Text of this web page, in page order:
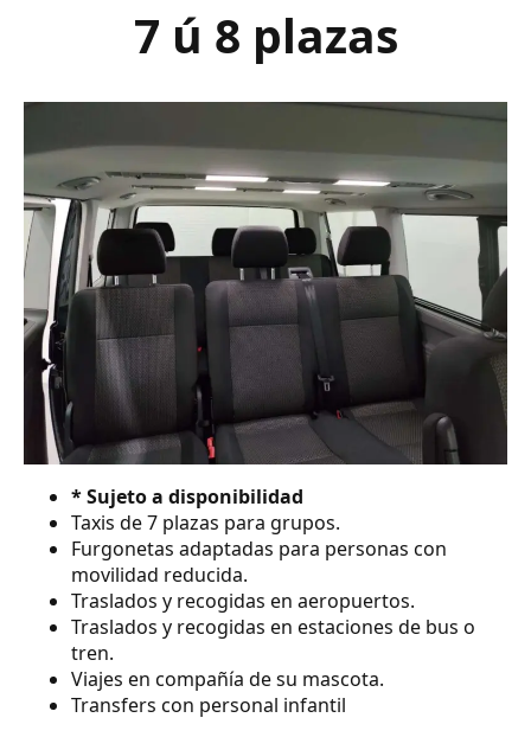
7 ú 8 plazas
* Sujeto a disponibilidad
Taxis de 7 plazas para grupos.
Furgonetas adaptadas para personas con
movilidad reducida.
Traslados y recogidas en aeropuertos.
Traslados y recogidas en estaciones de bus o
tren.
Viajes en compañía de su mascota.
Transfers con personal infantil